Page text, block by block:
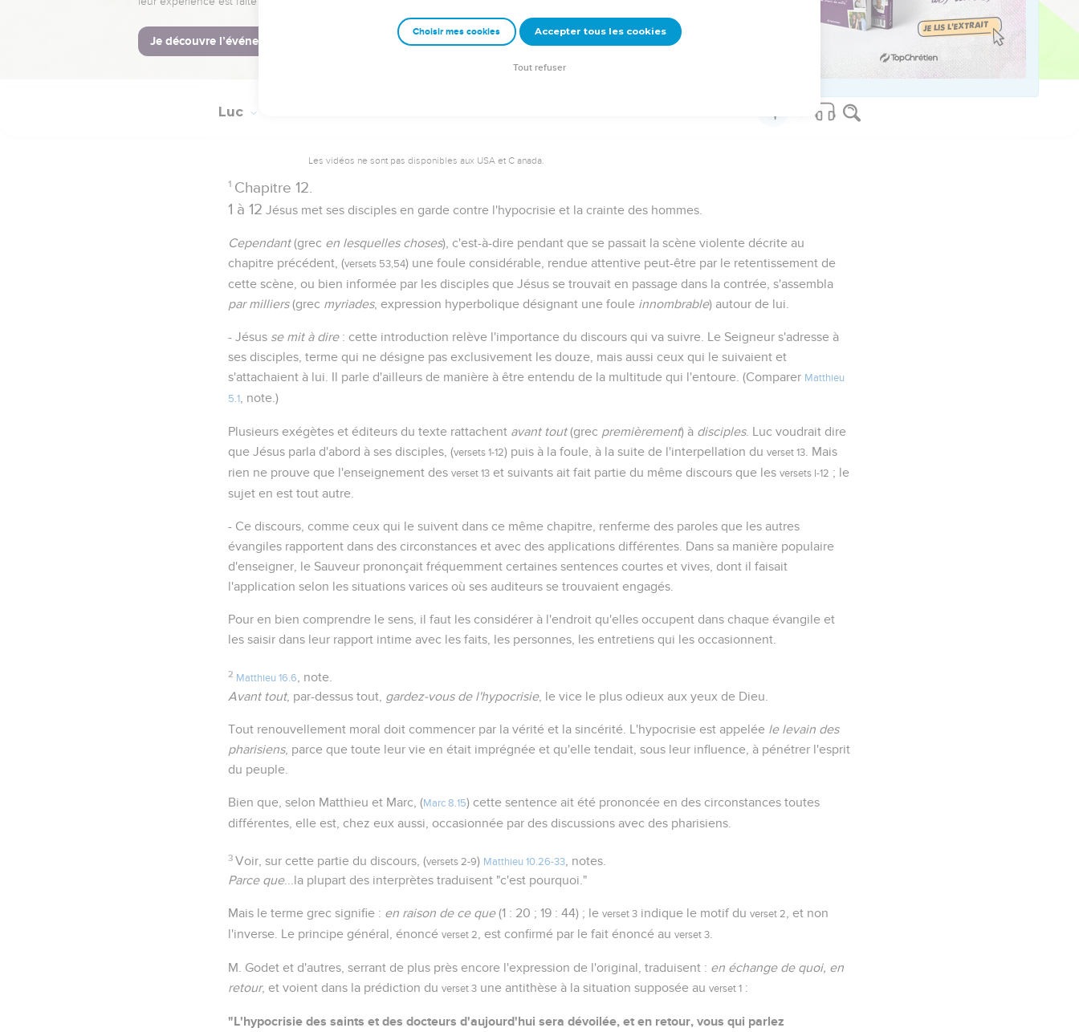
Autres ressources sur theotex.org, contact theotex@gmail.com
Luc
Les vidéos ne sont pas disponibles aux USA et C anada.
1 Chapitre 12.
1 à 12 Jésus met ses disciples en garde contre l'hypocrisie et la crainte des hommes.
Cependant(grec en lesquelles choses), c'est-à-dire pendant que se passait la scène violente décrite au
chapitre précédent, (versets 53,54) une foule considérable, rendue attentive peut-être par le retentissement de
cette scène, ou bien informée par les disciples que Jésus se trouvait en passage dans la contrée, s'assembla
par milliers(grec myriades, expression hyperbolique désignant une foule innombrable) autour de lui.
- Jésus se mit à dire: cette introduction relève l'importance du discours qui va suivre. Le Seigneur s'adresse à
ses disciples, terme qui ne désigne pas exclusivement les douze, mais aussi ceux qui le suivaient et
s'attachaient à lui. Il parle d'ailleurs de manière à être entendu de la multitude qui l'entoure. (Comparer Matthieu
5.1
, note.)
Plusieurs exégètes et éditeurs du texte rattachent avant tout(grec premièrement) à disciples. Luc voudrait dire
que Jésus parla d'abord à ses disciples, (versets 1-12) puis à la foule, à la suite de l'interpellation du verset 13
. Mais
rien ne prouve que l'enseignement des verset 13 et suivants ait fait partie du même discours que les versets l-12 ; le
sujet en est tout autre.
- Ce discours, comme ceux qui le suivent dans ce même chapitre, renferme des paroles que les autres
évangiles rapportent dans des circonstances et avec des applications différentes. Dans sa manière populaire
d'enseigner, le Sauveur prononçait fréquemment certaines sentences courtes et vives, dont il faisait
l'application selon les situations varices où ses auditeurs se trouvaient engagés.
Pour en bien comprendre le sens, il faut les considérer à l'endroit qu'elles occupent dans chaque évangile et
les saisir dans leur rapport intime avec les faits, les personnes, les entretiens qui les occasionnent.
2 Matthieu 16.6
, note.
Avant tout, par-dessus tout, gardez-vous de l'hypocrisie, le vice le plus odieux aux yeux de Dieu.
Tout renouvellement moral doit commencer par la vérité et la sincérité. L'hypocrisie est appelée le levain des
pharisiens, parce que toute leur vie en était imprégnée et qu'elle tendait, sous leur influence, à pénétrer l'esprit
du peuple.
Bien que, selon Matthieu et Marc, (Marc 8.15) cette sentence ait été prononcée en des circonstances toutes
différentes, elle est, chez eux aussi, occasionnée par des discussions avec des pharisiens.
3 Voir, sur cette partie du discours, (versets 2-9) Matthieu 10.26-33
, notes.
Parce que...la plupart des interprètes traduisent "c'est pourquoi."
Mais le terme grec signifie : en raison de ce que(1 : 20 ; 19 : 44) ; le verset 3 indique le motif du verset 2
, et non
l'inverse. Le principe général, énoncé verset 2 , est confirmé par le fait énoncé au verset 3
M. Godet et d'autres, serrant de plus près encore l'expression de l'original, traduisent : en échange de quoi, en
retour, et voient dans la prédiction du verset 3 une antithèse à la situation supposée au verset 1 :
"L'hypocrisie des saints et des docteurs d'aujourd'hui sera dévoilée, et en retour, vous qui parlez
Choisir mes cookies Accepter tous les cookies
Tout refuser